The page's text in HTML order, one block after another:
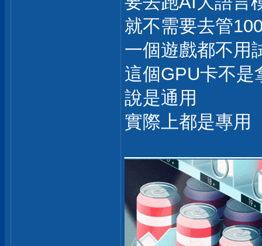
就不需要去管
一個遊戲都不用
這個GPU卡不是
說是通用
實際上都是專用